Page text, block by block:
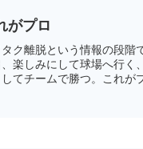
がプロ
タク離脱という情報の段階
楽しみにして球場へ行く
してチームで勝つ。これが